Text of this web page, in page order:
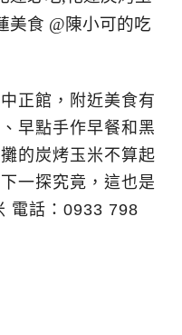
正館，附近美食有
早點手作早餐和黑
的炭烤玉米不算起
一探究竟，這也是
電話：0933 798